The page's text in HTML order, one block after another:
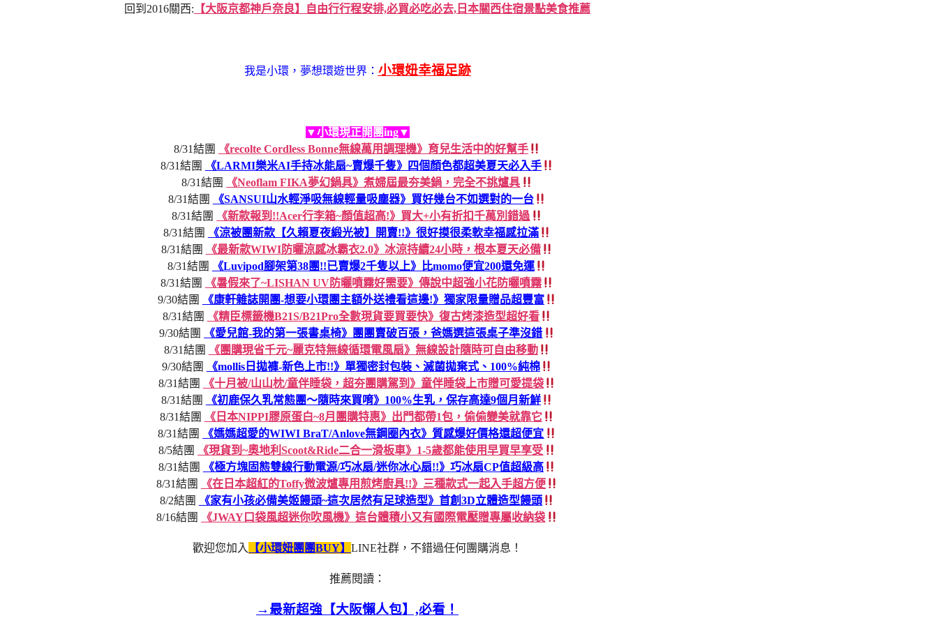
回到2016關西: 【大阪京都神戶奈良】自由行行程安排,必買必吃必去,日本關西住宿景點美食推薦
我是小環，夢想環遊世界： 小環妞幸福足跡
▼小環現正開團ing▼
8/31結團
《recolte Cordless Bonne無線萬用調理機》育兒生活中的好幫手
8/31結團
《LARMI樂米AI手持冰能扇~賣爆千隻》四個顏色都超美夏天必入手
8/31結團
《Neoflam FIKA夢幻鍋具》煮婦屆最夯美鍋，完全不挑爐具
8/31結團
《SANSUI山水輕淨吸無線輕量吸塵器》買好幾台不如選對的一台
8/31結團
《新款報到!!Acer行李箱~顏值超高!》買大+小有折扣千萬別錯過
8/31結團
《涼被團新款【久賴夏夜緞光被】開賣!!》很好摸很柔軟幸福感拉滿
8/31結團
《最新款WIWI防曬涼感冰霸衣2.0》冰涼持續24小時，根本夏天必備
8/31結團
《Luvipod腳架第38團!!已賣爆2千隻以上》比momo便宜200還免運
8/31結團
《暑假來了~LISHAN UV防曬噴霧好需要》傳說中超強小花防曬噴霧
9/30結團
《康軒雜誌開團-想要小環團主額外送禮看這邊!》獨家限量贈品超豐富
8/31結團
《精臣標籤機B21S/B21Pro全數現貨要買要快》復古烤漆造型超好看
9/30結團
《愛兒館-我的第一張書桌椅》團團賣破百張，爸媽選這張桌子準沒錯
8/31結團
《團購現省千元~麗克特無線循環電風扇》無線設計隨時可自由移動
9/30結團
《mollis日拋褲-新色上市!!》單獨密封包裝、滅菌拋棄式、100%純棉
8/31結團
《十月被/山山枕/童伴睡袋，超夯團購駕到》童伴睡袋上市贈可愛提袋
8/31結團
《初鹿保久乳常態團～隨時來買唷》100%生乳，保存高達9個月新鮮
8/31結團
《日本NIPPI膠原蛋白~8月團購特惠》出門都帶1包，偷偷變美就靠它
8/31結團
《媽媽超愛的WIWI BraT/Anlove無鋼圈內衣》質感爆好價格還超便宜
8/5結團
《現貨到~奧地利Scoot&Ride二合一滑板車》1-5歲都能使用早買早享受
8/31結團
《極方塊固態雙線行動電源/巧冰扇/迷你冰心扇!!》巧冰扇CP值超級高
8/31結團
《在日本超紅的Toffy微波爐專用煎烤廚具!!》三種款式一起入手超方便
8/2結團
《家有小孩必備美姬饅頭~這次居然有足球造型》首創3D立體造型饅頭
8/16結團
《JWAY口袋風超迷你吹風機》這台體積小又有國際電壓贈專屬收納袋
歡迎您加入 【小環妞團團BUY】 LINE社群，不錯過任何團購消息！
推薦閱讀：
→最新超強【大阪懶人包】,必看！